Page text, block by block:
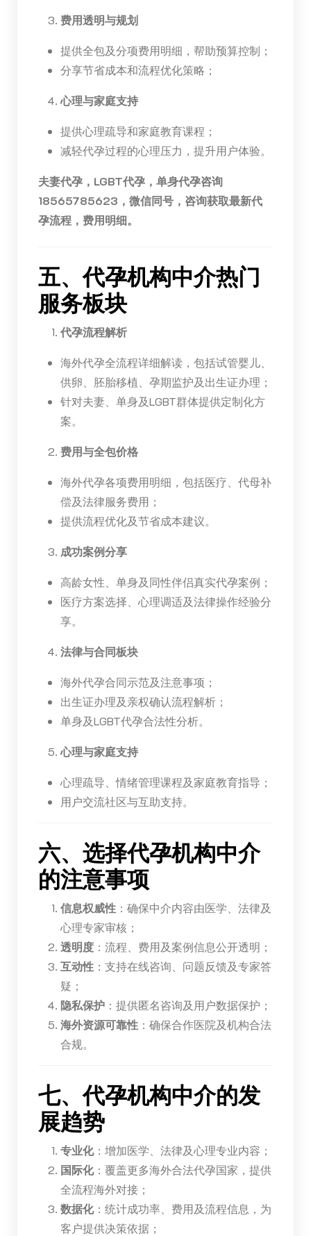
费用透明与规划
提供全包及分项费用明细，帮助预算控制；
分享节省成本和流程优化策略；
心理与家庭支持
提供心理疏导和家庭教育课程；
减轻代孕过程的心理压力，提升用户体验。
夫妻代孕，LGBT代孕，单身代孕咨询
18565785623，微信同号，咨询获取最新代
孕流程，费用明细。
五、代孕机构中介热门
服务板块
代孕流程解析
海外代孕全流程详细解读，包括试管婴儿、
供卵、胚胎移植、孕期监护及出生证办理；
针对夫妻、单身及LGBT群体提供定制化方
案。
费用与全包价格
海外代孕各项费用明细，包括医疗、代母补
偿及法律服务费用；
提供流程优化及节省成本建议。
成功案例分享
高龄女性、单身及同性伴侣真实代孕案例；
医疗方案选择、心理调适及法律操作经验分
享。
法律与合同板块
海外代孕合同示范及注意事项；
出生证办理及亲权确认流程解析；
单身及LGBT代孕合法性分析。
心理与家庭支持
心理疏导、情绪管理课程及家庭教育指导；
用户交流社区与互助支持。
六、选择代孕机构中介
的注意事项
信息权威性：确保中介内容由医学、法律及
心理专家审核；
透明度：流程、费用及案例信息公开透明；
互动性：支持在线咨询、问题反馈及专家答
疑；
隐私保护：提供匿名咨询及用户数据保护；
海外资源可靠性：确保合作医院及机构合法
合规。
七、代孕机构中介的发
展趋势
专业化：增加医学、法律及心理专业内容；
国际化：覆盖更多海外合法代孕国家，提供
全流程海外对接；
数据化：统计成功率、费用及流程信息，为
客户提供决策依据；